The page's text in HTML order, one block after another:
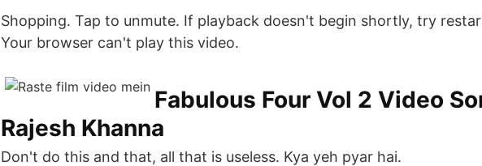
Shopping. Tap to unmute. If playback doesn't begin shortly, try
Your browser can't play this video.
Fabulous Four Vol 2 Video
Rajesh Khanna
Don't do this and that, all that is useless. Kya yeh pyar hai.